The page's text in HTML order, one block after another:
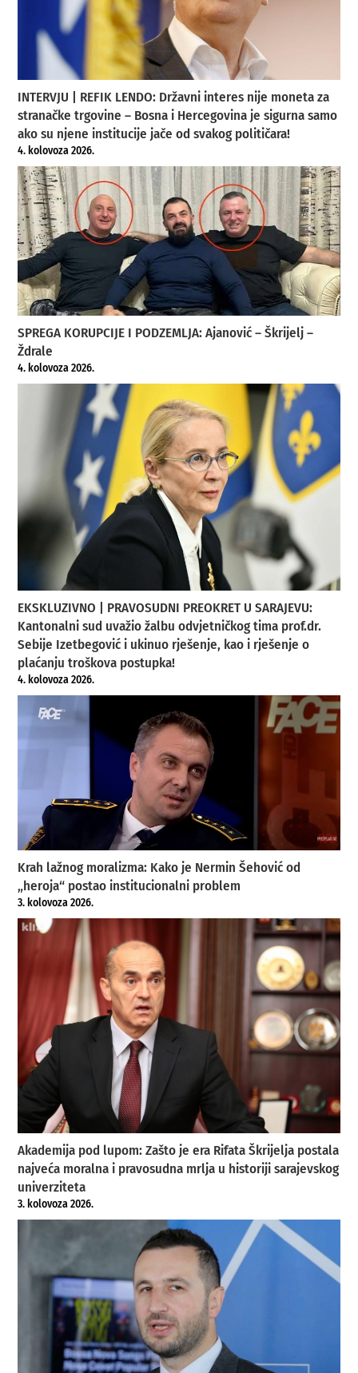
INTERVJU | REFIK LENDO: Državni interes nije moneta za
stranačke trgovine – Bosna i Hercegovina je sigurna samo
ako su njene institucije jače od svakog političara!
4. kolovoza 2026.
SPREGA KORUPCIJE I PODZEMLJA: Ajanović – Škrijelj –
Ždrale
4. kolovoza 2026.
EKSKLUZIVNO | PRAVOSUDNI PREOKRET U SARAJEVU:
Kantonalni sud uvažio žalbu odvjetničkog tima prof.dr.
Sebije Izetbegović i ukinuo rješenje, kao i rješenje o
plaćanju troškova postupka!
4. kolovoza 2026.
Krah lažnog moralizma: Kako je Nermin Šehović od
„heroja“ postao institucionalni problem
3. kolovoza 2026.
Akademija pod lupom: Zašto je era Rifata Škrijelja postala
najveća moralna i pravosudna mrlja u historiji sarajevskog
univerziteta
3. kolovoza 2026.